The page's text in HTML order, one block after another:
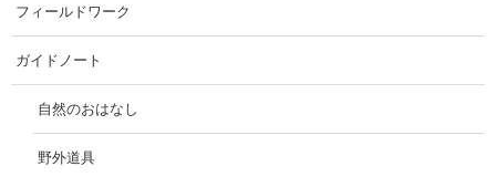
フィールドワーク
ガイドノート
自然のおはなし
野外道具